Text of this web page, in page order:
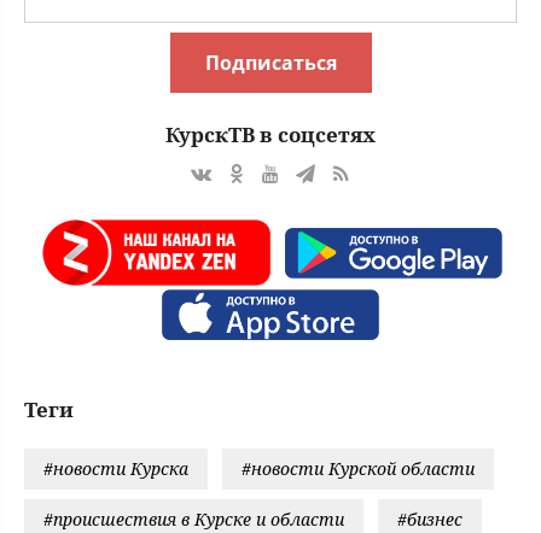
Подписаться
КурскТВ в соцсетях
Теги
#новости Курска #новости Курской области
#происшествия в Курске и области #бизнес